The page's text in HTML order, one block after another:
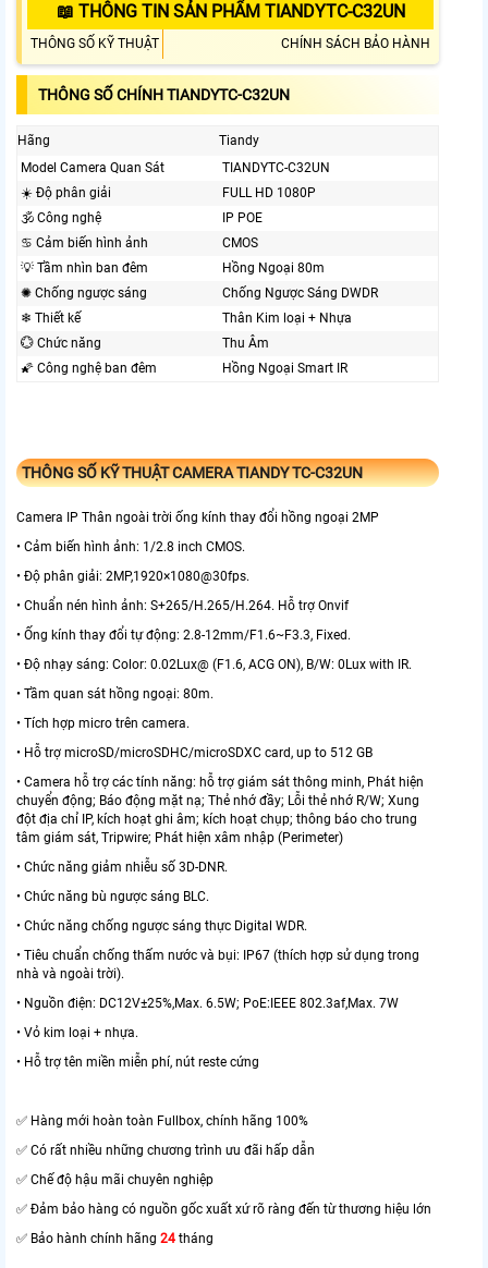
📖 THÔNG TIN SẢN PHẨM TIANDYTC-C32UN
THÔNG SỐ KỸ THUẬT CHÍNH SÁCH BẢO HÀNH
THÔNG SỐ CHÍNH TIANDYTC-C32UN
Hãng
Tiandy
Model Camera Quan Sát
TIANDYTC-C32UN
☀️ Độ phân giải
FULL HD 1080P
🕉️ Công nghệ
IP POE
♋ Cảm biến hình ảnh
CMOS
💡 Tầm nhìn ban đêm
Hồng Ngoại 80m
✺ Chống ngược sáng
Chống Ngược Sáng DWDR
❄ Thiết kế
Thân Kim loại + Nhựa
💮 Chức năng
Thu Âm
🌠 Công nghệ ban đêm
Hồng Ngoại Smart IR
THÔNG SỐ KỸ THUẬT CAMERA TIANDY TC-C32UN
Camera IP Thân ngoài trời ống kính thay đổi hồng ngoại 2MP
• Cảm biến hình ảnh: 1/2.8 inch CMOS.
• Độ phân giải: 2MP,1920×1080@30fps.
• Chuẩn nén hình ảnh: S+265/H.265/H.264. Hỗ trợ Onvif
• Ống kính thay đổi tự động: 2.8-12mm/F1.6~F3.3, Fixed.
• Độ nhạy sáng: Color: 0.02Lux@ (F1.6, ACG ON), B/W: 0Lux with IR.
• Tầm quan sát hồng ngoại: 80m.
• Tích hợp micro trên camera.
• Hỗ trợ microSD/microSDHC/microSDXC card, up to 512 GB
• Camera hỗ trợ các tính năng: hỗ trợ giám sát thông minh, Phát hiện
chuyển động; Báo động mặt nạ; Thẻ nhớ đầy; Lỗi thẻ nhớ R/W; Xung
đột địa chỉ IP, kích hoạt ghi âm; kích hoạt chụp; thông báo cho trung
tâm giám sát, Tripwire; Phát hiện xâm nhập (Perimeter)
• Chức năng giảm nhiễu số 3D-DNR.
• Chức năng bù ngược sáng BLC.
• Chức năng chống ngược sáng thực Digital WDR.
• Tiêu chuẩn chống thấm nước và bụi: IP67 (thích hợp sử dụng trong
nhà và ngoài trời).
• Nguồn điện: DC12V±25%,Max. 6.5W; PoE:IEEE 802.3af,Max. 7W
• Vỏ kim loại + nhựa.
• Hỗ trợ tên miền miễn phí, nút reste cứng
✅ Hàng mới hoàn toàn Fullbox, chính hãng 100%
✅ Có rất nhiều những chương trình ưu đãi hấp dẫn
✅ Chế độ hậu mãi chuyên nghiệp
✅ Đảm bảo hàng có nguồn gốc xuất xứ rõ ràng đến từ thương hiệu lớn
✅ Bảo hành chính hãng 24 tháng